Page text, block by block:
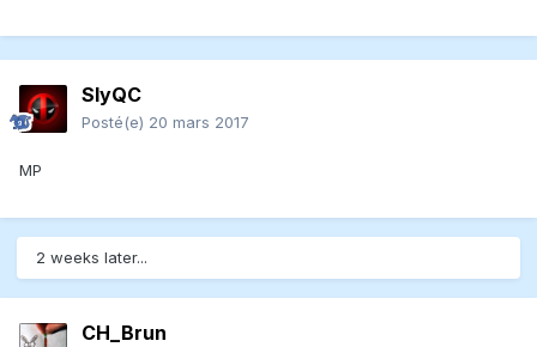
SlyQC
Posté(e) 20 mars 2017
MP
2 weeks later...
CH_Brun